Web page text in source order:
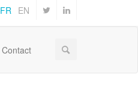
FR EN
Contact